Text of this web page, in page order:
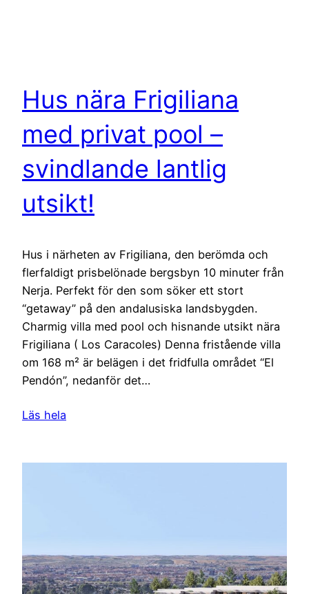
Hus nära Frigiliana
med privat pool –
svindlande lantlig
utsikt!
Hus i närheten av Frigiliana, den berömda och
flerfaldigt prisbelönade bergsbyn 10 minuter från
Nerja. Perfekt för den som söker ett stort
“getaway” på den andalusiska landsbygden.
Charmig villa med pool och hisnande utsikt nära
Frigiliana ( Los Caracoles) Denna fristående villa
om 168 m² är belägen i det fridfulla området “El
Pendón”, nedanför det…
Läs hela